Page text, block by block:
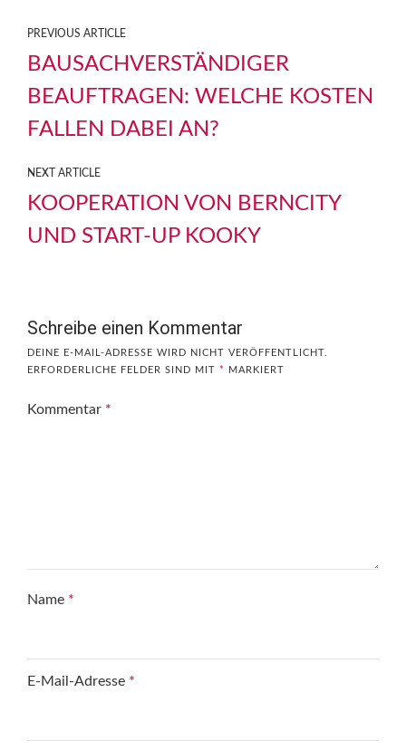
PREVIOUS ARTICLE
BAUSACHVERSTÄNDIGER
BEAUFTRAGEN: WELCHE KOSTEN
FALLEN DABEI AN?
NEXT ARTICLE
KOOPERATION VON BERNCITY
UND START-UP KOOKY
Schreibe einen Kommentar
DEINE E-MAIL-ADRESSE WIRD NICHT VERÖFFENTLICHT.
ERFORDERLICHE FELDER SIND MIT * MARKIERT
Kommentar *
Name *
E-Mail-Adresse *